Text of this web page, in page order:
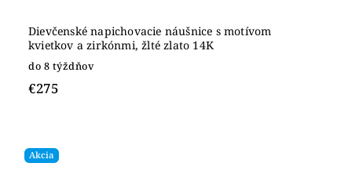
Dievčenské napichovacie náušnice s motívom
kvietkov a zirkónmi, žlté zlato 14K
do 8 týždňov
€275
Akcia